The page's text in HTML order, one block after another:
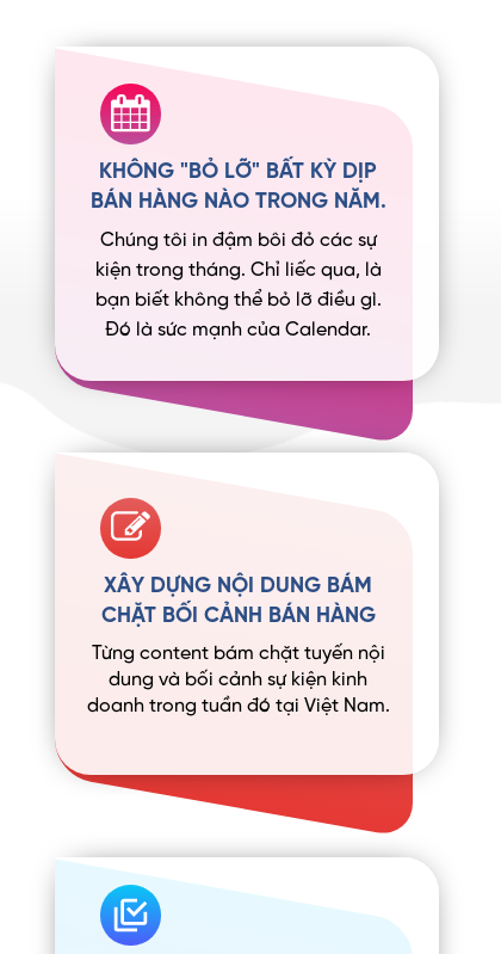
KHÔNG "BỎ LỠ" BẤT KỲ DỊP
BÁN HÀNG NÀO TRONG NĂM.
Chúng tôi in đậm bôi đỏ các sự
kiện trong tháng. Chỉ liếc qua, là
bạn biết không thể bỏ lỡ điều gì.
Đó là sức mạnh của Calendar.
XÂY DỰNG NỘI DUNG BÁM
CHẶT BỐI CẢNH BÁN HÀNG
Từng content bám chặt tuyến nội
dung và bối cảnh sự kiện kinh
doanh trong tuần đó tại Việt Nam.